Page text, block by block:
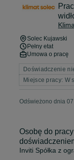
Solec Kujawski
Pełny etat
Umowa o pracę
Doświadczenie
Miejsce pracy: W
Odświeżono dnia
Osobę do
Inviti Spółka z